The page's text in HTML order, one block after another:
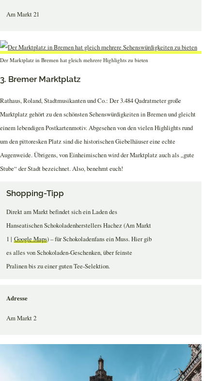
Am Markt 21
Der Marktplatz in Bremen hat gleich mehrere Highlights zu bieten
3. Bremer Marktplatz
Rathaus, Roland, Stadtmusikanten und Co.: Der 3.484 Qadratmeter große
Marktplatz gehört zu den schönsten Sehenswürdigkeiten in Bremen und gleicht
einem lebendigen Postkartenmotiv. Abgesehen von den vielen Highlights rund
um den pittoresken Platz sind die historischen Giebelhäuser eine echte
Augenweide. Übrigens, von Einheimischen wird der Marktplatz auch als „gute
Stube“ der Stadt bezeichnet. Also, benehmt euch!
Shopping-Tipp
Direkt am Markt befindet sich ein Laden des
Hanseatischen Schokoladenherstellers Hachez (Am Markt
1 | Google Maps) – für Schokoladenfans ein Muss. Hier gib
es alles von Schokoladen-Geschenken, über feinste
Pralinen bis zu einer guten Tee-Selektion.
Adresse
Am Markt 2